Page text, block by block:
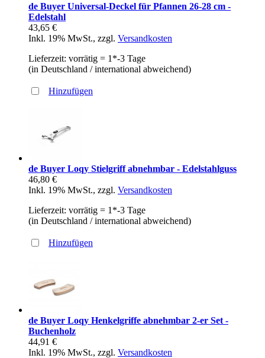
de Buyer Universal-Deckel für Pfannen 26-28 cm -
Edelstahl
43,65 €
Inkl. 19% MwSt., zzgl. Versandkosten
Lieferzeit: vorrätig = 1*-3 Tage
(in Deutschland / international abweichend)
Hinzufügen
de Buyer Loqy Stielgriff abnehmbar - Edelstahlguss
46,80 €
Inkl. 19% MwSt., zzgl. Versandkosten
Lieferzeit: vorrätig = 1*-3 Tage
(in Deutschland / international abweichend)
Hinzufügen
de Buyer Loqy Henkelgriffe abnehmbar 2-er Set -
Buchenholz
44,91 €
Inkl. 19% MwSt., zzgl. Versandkosten